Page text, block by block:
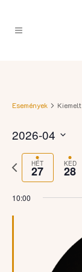
Események Kiemelt
2026-04
Select
date.
Previous
week
HÉT
27 KED
28
10:00